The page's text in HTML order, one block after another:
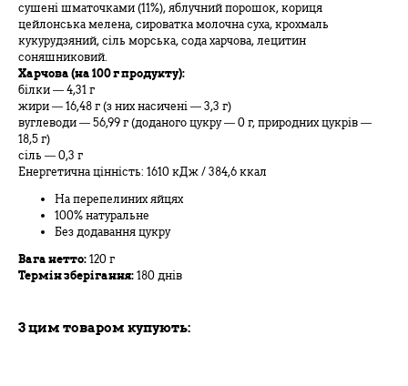
сушені шматочками (11%), яблучний порошок, кориця
цейлонська мелена, сироватка молочна суха, крохмаль
кукурудзяний, сіль морська, сода харчова, лецитин
соняшниковий.
Харчова (на 100 г продукту):
білки — 4,31 г
жири — 16,48 г (з них насичені — 3,3 г)
вуглеводи — 56,99 г (доданого цукру — 0 г, природних цукрів —
18,5 г)
сіль — 0,3 г
Енергетична цінність: 1610 кДж / 384,6 ккал
На перепелиних яйцях
100% натуральне
Без додавання цукру
Вага нетто: 120 г
Термін зберігання: 180 днів
З цим товаром купують: